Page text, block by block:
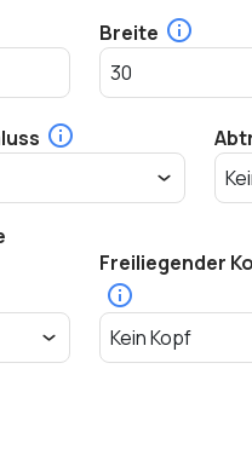
Breite
Freiliegender